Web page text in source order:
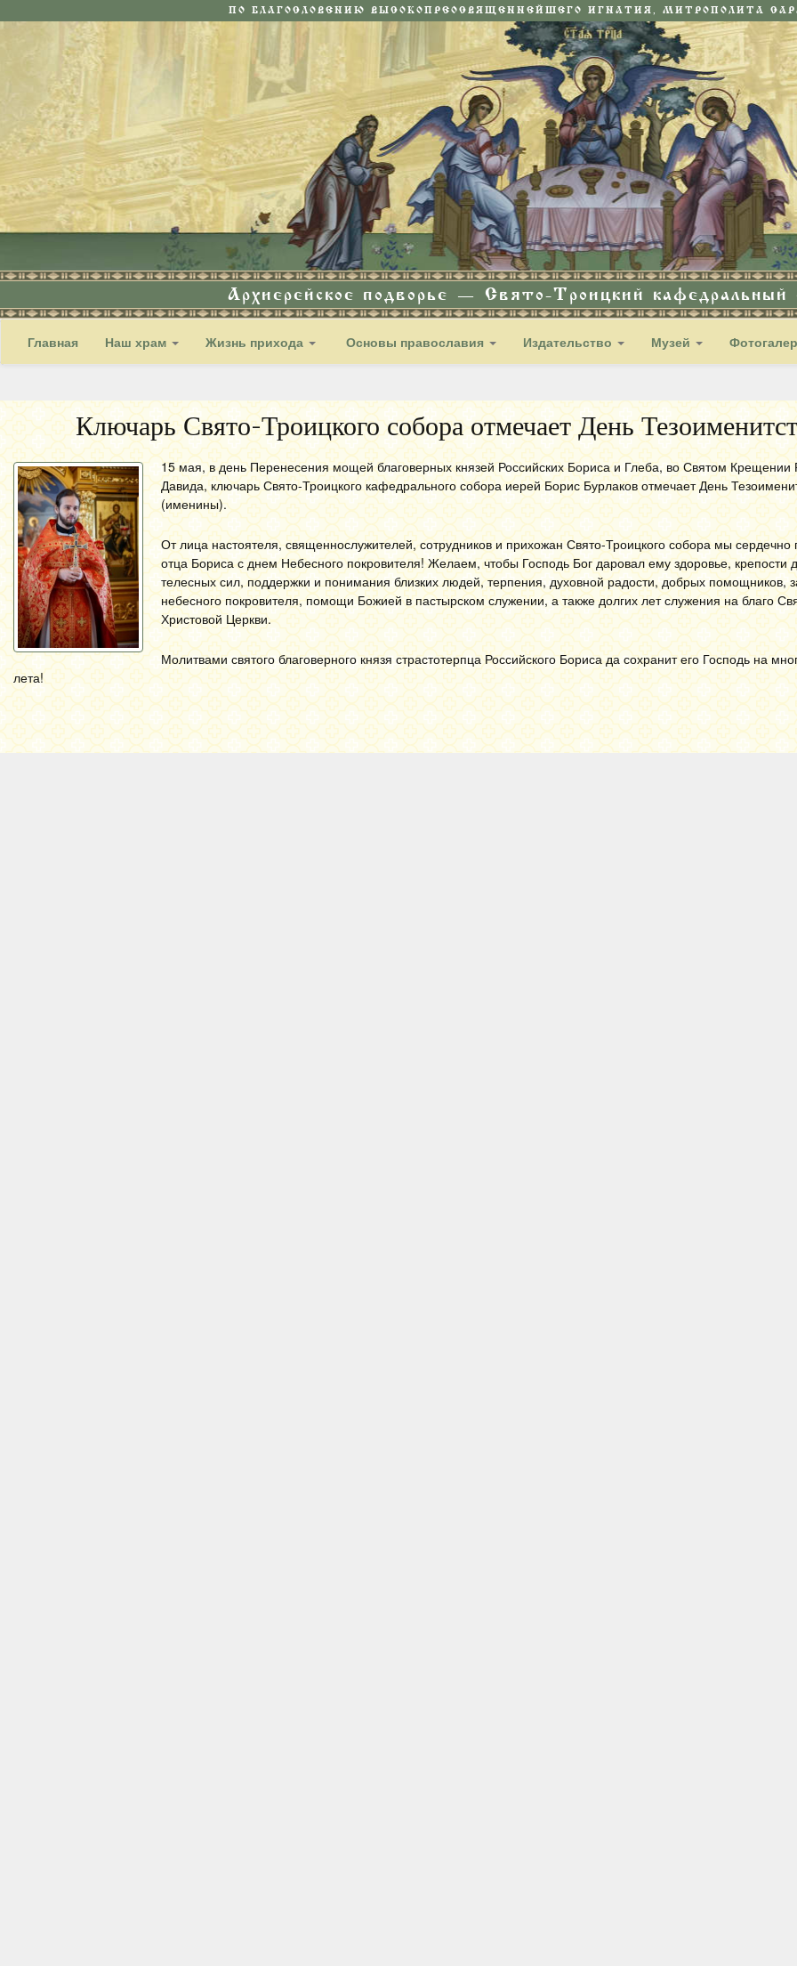
ПО БЛАГОСЛОВЕНИЮ ВЫСОКОПРЕОСВЯЩЕННЕЙШЕГО ИГНАТИЯ, МИТРОПОЛИТА
Архиерейское подворье — Свято-Троицкий кафедральный
Главная Наш храм Жизнь прихода Основы православия Издательство Музей
Ключарь Свято-Троицкого собора отмечает День
15 мая, в день Перенесения мощей благоверных князей Российских Бориса и Глеба, во Святом Крещении
Давида, ключарь Свято-Троицкого кафедрального собора иерей Борис Бурлаков отмечает День
(именины).
От лица настоятеля, священнослужителей, сотрудников и прихожан Свято-Троицкого собора мы сердечно
отца Бориса с днем Небесного покровителя! Желаем, чтобы Господь Бог даровал ему здоровье, крепости
телесных сил, поддержки и понимания близких людей, терпения, духовной радости, добрых помощников,
небесного покровителя, помощи Божией в пастырском служении,а также долгих лет служения на благо
Христовой Церкви.
Молитвами святого благоверного князя страстотерпца Российского Бориса да сохранит его Господь на
лета!